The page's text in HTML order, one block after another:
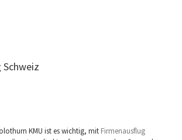
KMU ist es wichtig, mit Firmenausflug